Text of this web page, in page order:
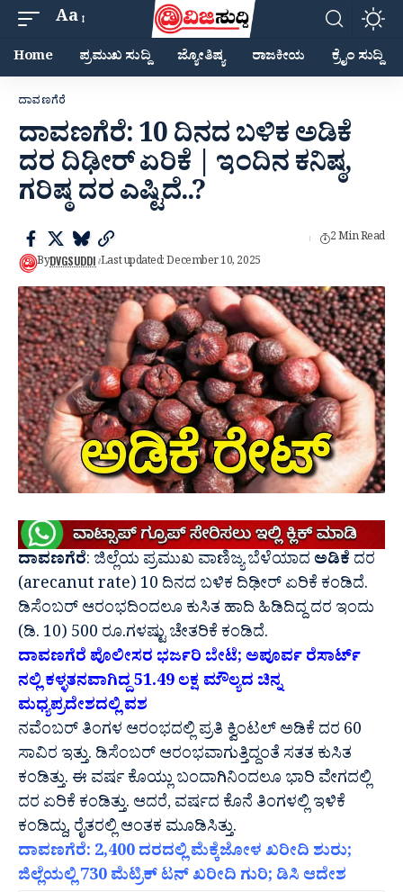
Aa
Home ಪ್ರಮುಖ ಸುದ್ದಿ ಜ್ಯೋತಿಷ್ಯ ರಾಜಕೀಯ ಕ್ರೈಂ ಸುದ್ದಿ
ದಾವಣಗೆರೆ
ದಾವಣಗೆರೆ: 10 ದಿನದ ಬಳಿಕ ಅಡಿಕೆ
ದರ ದಿಢೀರ್ ಏರಿಕೆ | ಇಂದಿನ ಕನಿಷ್ಠ,
ಗರಿಷ್ಠ ದರ ಎಷ್ಟಿದೆ..?
ByDVGSUDDI Last updated: December 10, 2025
2 Min Read
ದಾವಣಗೆರೆ: ಜಿಲ್ಲೆಯ ಪ್ರಮುಖ ವಾಣಿಜ್ಯ ಬೆಳೆಯಾದಅಡಿಕೆ ದರ
(arecanut rate) 10 ದಿನದ ಬಳಿಕ ದಿಢೀರ್ ಏರಿಕೆ ಕಂಡಿದೆ‌.
ಡಿಸೆಂಬರ್ ಆರಂಭದಿಂದಲೂ ಕುಸಿತ ಹಾದಿ ಹಿಡಿದಿದ್ದ ದರ ಇಂದು
(ಡಿ‌. 10) 500 ರೂ.ಗಳಷ್ಟು ಚೇತರಿಕೆ ಕಂಡಿದೆ.
ದಾವಣಗೆರೆ ಪೊಲೀಸರ ಭರ್ಜರಿ ಬೇಟೆ; ಅಪೂರ್ವ ರೆಸಾರ್ಟ್
ನಲ್ಲಿ ಕಳ್ಳತನವಾಗಿದ್ದ 51.49 ಲಕ್ಷ ಮೌಲ್ಯದ ಚಿನ್ನ
ಮಧ್ಯಪ್ರದೇಶದಲ್ಲಿ ವಶ
ನವೆಂಬರ್ ತಿಂಗಳ ಆರಂಭದಲ್ಲಿ ಪ್ರತಿ ಕ್ವಿಂಟಲ್ ಅಡಿಕೆ ದರ 60
ಸಾವಿರ ಇತ್ತು. ಡಿಸೆಂಬರ್ ಆರಂಭವಾಗುತ್ತಿದ್ದಂತೆ ಸತತ ಕುಸಿತ
ಕಂಡಿತ್ತು. ಈ ವರ್ಷ ಕೊಯ್ಲು ಬಂದಾಗಿನಿಂದಲೂ ಭಾರಿ ವೇಗದಲ್ಲಿ
ದರ ಏರಿಕೆ ಕಂಡಿತ್ತು. ಆದರೆ,‌ ವರ್ಷದ ಕೊನೆ ತಿಂಗಳಲ್ಲಿ ಇಳಿಕೆ
ಕಂಡಿದ್ದು, ರೈತರಲ್ಲಿ ಆಂತಕ ಮೂಡಿಸಿತ್ತು.
ದಾವಣಗೆರೆ: 2,400 ದರದಲ್ಲಿ ಮೆಕ್ಕೆಜೋಳ ಖರೀದಿ ಶುರು;
ಜಿಲ್ಲೆಯಲ್ಲಿ 730 ಮೆಟ್ರಿಕ್ ಟನ್ ಖರೀದಿ ಗುರಿ; ಡಿಸಿ ಆದೇಶ